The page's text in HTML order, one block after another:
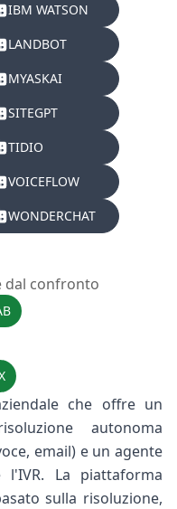
IBM WATSON
LANDBOT
MYASKAI
SITEGPT
TIDIO
VOICEFLOW
WONDERCHAT
dal confronto
che offre un
autonoma
email) e un agente
l'IVR. La piattaforma
sulla risoluzione,